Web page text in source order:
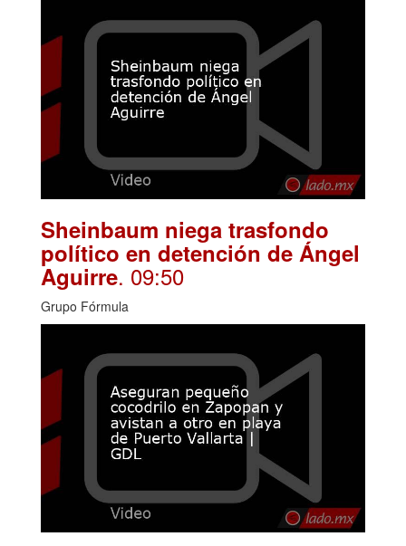
Sheinbaum niega trasfondo
político en detención de Ángel
Aguirre. 09:50
Grupo Fórmula